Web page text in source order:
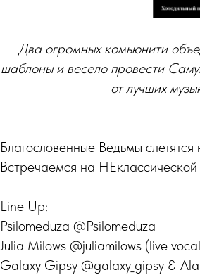
Два огромных комьюнити
шаблоны и весело провести
от лучших
Благословенные Ведьмы
Встречаемся на
Line Up:
Psilomeduza @Psilomeduza
Julia Milows @juliamilows (live
Galaxy Gipsy @galaxy_gipsy &